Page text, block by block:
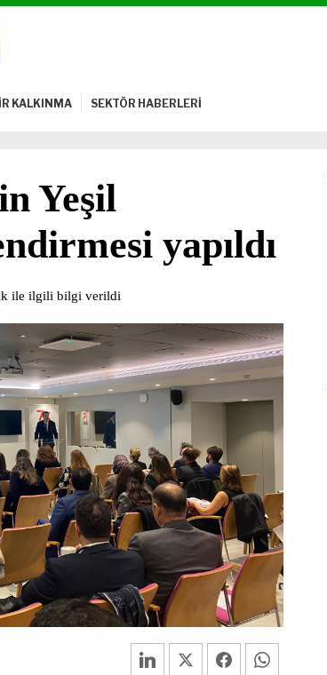
KALKINMA SEKTÖR HABERLERİ
Yeşil
yapıldı
ile ilgili bilgi verildi